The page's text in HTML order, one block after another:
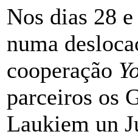
Nos dias 28
numa
cooperação
parceiros os
Laukiem un